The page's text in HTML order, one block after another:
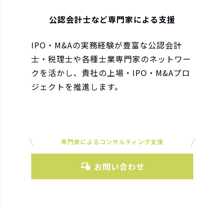
公認会計士など専門家による支援
IPO・M&Aの実務経験が豊富な公認会計
士・税理士や各種士業専門家のネットワー
クを活かし、貴社の上場・IPO・M&Aプロ
ジェクトを推進します。
専門家によるコンサルティング支援
お問い合わせ